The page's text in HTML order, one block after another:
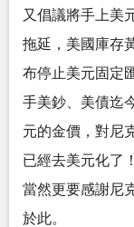
又倡議將手上美
拖延，美國庫存
布停止美元固定
手美鈔、美債迄
元的金價，對尼
已經去美元化了
當然更要感謝尼
於此。